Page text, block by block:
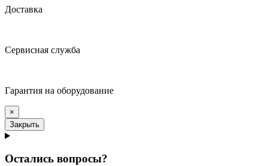
Доставка
Сервисная служба
Гарантия на оборудование
×
Закрыть
Остались вопросы?